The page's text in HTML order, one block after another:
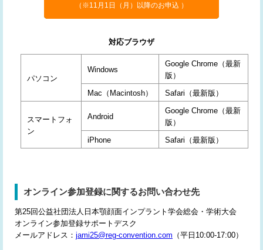
（※11月1日（月）以降のお申込 ）
対応ブラウザ
パソコン
Windows
Google Chrome（最新
版）
Mac（Macintosh）
Safari（最新版）
スマートフォ
ン
Android
Google Chrome（最新
版）
iPhone
Safari（最新版）
オンライン参加登録に関するお問い合わせ先
第25回公益社団法人日本顎顔面インプラント学会総会・学術大会
オンライン参加登録サポートデスク
メールアドレス： jami25@reg-convention.com （平日10:00-17:00）